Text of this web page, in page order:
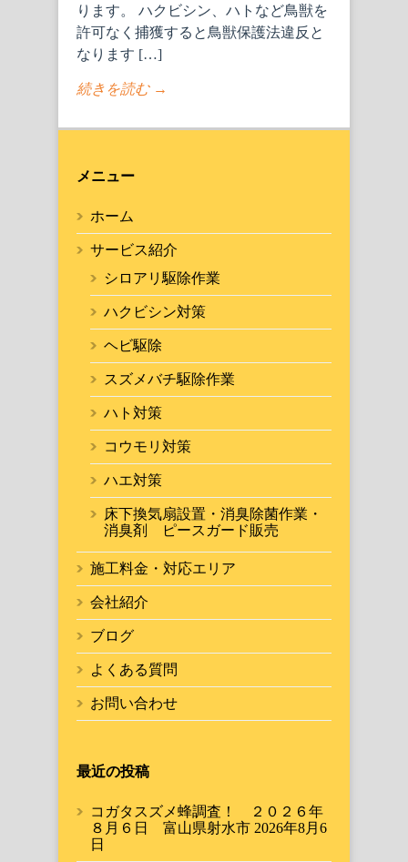
ります。 ハクビシン、ハトなど鳥獣を
許可なく捕獲すると鳥獣保護法違反と
なります […]
続きを読む →
メニュー
ホーム
サービス紹介
シロアリ駆除作業
ハクビシン対策
ヘビ駆除
スズメバチ駆除作業
ハト対策
コウモリ対策
ハエ対策
床下換気扇設置・消臭除菌作業・
消臭剤 ピースガード販売
施工料金・対応エリア
会社紹介
ブログ
よくある質問
お問い合わせ
最近の投稿
コガタスズメ蜂調査！ ２０２６年
８月６日 富山県射水市 2026年8月6
日